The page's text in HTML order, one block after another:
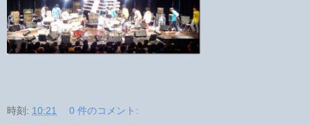
時刻: 10:21 0 件のコメント: